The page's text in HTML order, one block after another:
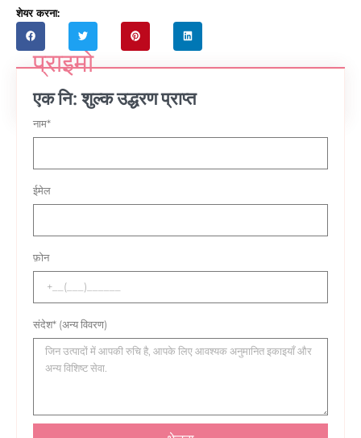
शेयर करना:
विषयसूची
प्राइमो
एक नि: शुल्क उद्धरण प्राप्त
नाम*
ईमेल
फ़ोन
संदेश* (अन्य विवरण)